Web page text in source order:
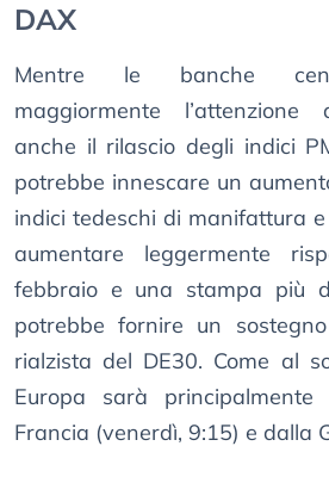
DAX
Mentre le banche
maggiormente l’attenzione
anche il rilascio degli indici
potrebbe innescare un
indici tedeschi di manifattura
aumentare leggermente
febbraio e una stampa più
potrebbe fornire un
rialzista del DE30. Come al
Europa sarà
Francia (venerdì, 9:15) e dalla